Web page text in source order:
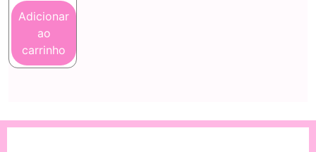
Adicionar
ao
carrinho